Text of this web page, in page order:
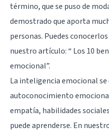
término, que se puso de
demostrado que aporta
personas. Puedes
nuestro artículo: “ Los 10
emocional”.
La inteligencia emocional
autoconocimiento
empatía, habilidades
puede aprenderse. En